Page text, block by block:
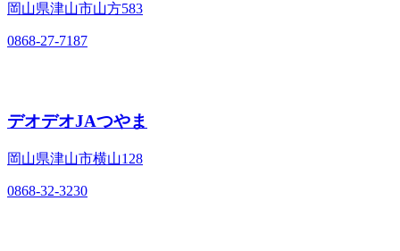
岡山県津山市山方583
0868-27-7187
デオデオJAつやま
岡山県津山市横山128
0868-32-3230